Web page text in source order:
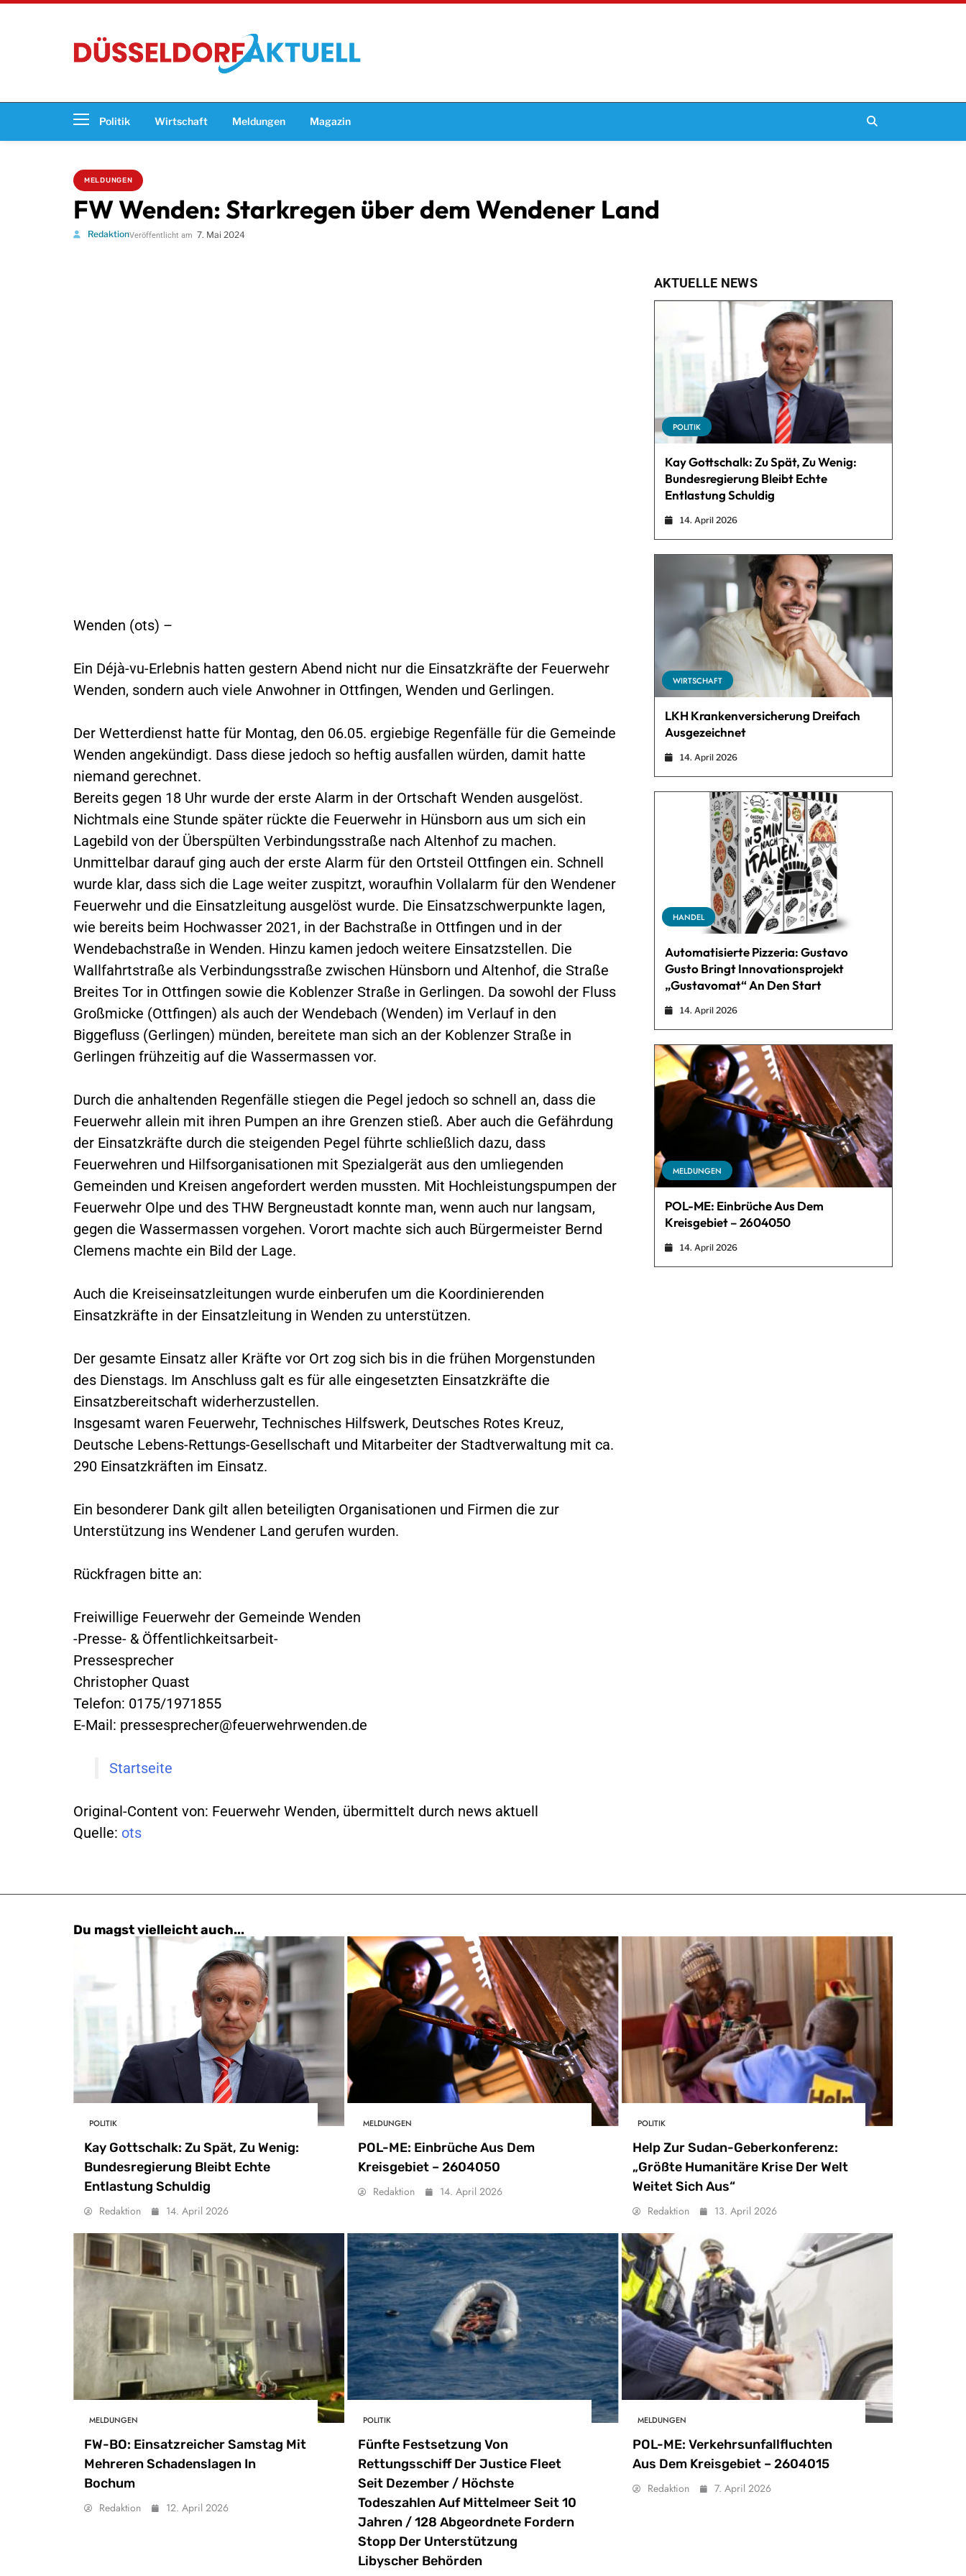
Politik Wirtschaft Meldungen Magazin
MELDUNGEN
FW Wenden: Starkregen über dem Wendener Land
RedaktionVeröffentlicht am 7. Mai 2024
Wenden (ots) –
Ein Déjà-vu-Erlebnis hatten gestern Abend nicht nur die Einsatzkräfte der Feuerwehr
Wenden, sondern auch viele Anwohner in Ottfingen, Wenden und Gerlingen.
Der Wetterdienst hatte für Montag, den 06.05. ergiebige Regenfälle für die Gemeinde
Wenden angekündigt. Dass diese jedoch so heftig ausfallen würden, damit hatte
niemand gerechnet.
Bereits gegen 18 Uhr wurde der erste Alarm in der Ortschaft Wenden ausgelöst.
Nichtmals eine Stunde später rückte die Feuerwehr in Hünsborn aus um sich ein
Lagebild von der Überspülten Verbindungsstraße nach Altenhof zu machen.
Unmittelbar darauf ging auch der erste Alarm für den Ortsteil Ottfingen ein. Schnell
wurde klar, dass sich die Lage weiter zuspitzt, woraufhin Vollalarm für den Wendener
Feuerwehr und die Einsatzleitung ausgelöst wurde. Die Einsatzschwerpunkte lagen,
wie bereits beim Hochwasser 2021, in der Bachstraße in Ottfingen und in der
Wendebachstraße in Wenden. Hinzu kamen jedoch weitere Einsatzstellen. Die
Wallfahrtstraße als Verbindungsstraße zwischen Hünsborn und Altenhof, die Straße
Breites Tor in Ottfingen sowie die Koblenzer Straße in Gerlingen. Da sowohl der Fluss
Großmicke (Ottfingen) als auch der Wendebach (Wenden) im Verlauf in den
Biggefluss (Gerlingen) münden, bereitete man sich an der Koblenzer Straße in
Gerlingen frühzeitig auf die Wassermassen vor.
Durch die anhaltenden Regenfälle stiegen die Pegel jedoch so schnell an, dass die
Feuerwehr allein mit ihren Pumpen an ihre Grenzen stieß. Aber auch die Gefährdung
der Einsatzkräfte durch die steigenden Pegel führte schließlich dazu, dass
Feuerwehren und Hilfsorganisationen mit Spezialgerät aus den umliegenden
Gemeinden und Kreisen angefordert werden mussten. Mit Hochleistungspumpen der
Feuerwehr Olpe und des THW Bergneustadt konnte man, wenn auch nur langsam,
gegen die Wassermassen vorgehen. Vorort machte sich auch Bürgermeister Bernd
Clemens machte ein Bild der Lage.
Auch die Kreiseinsatzleitungen wurde einberufen um die Koordinierenden
Einsatzkräfte in der Einsatzleitung in Wenden zu unterstützen.
Der gesamte Einsatz aller Kräfte vor Ort zog sich bis in die frühen Morgenstunden
des Dienstags. Im Anschluss galt es für alle eingesetzten Einsatzkräfte die
Einsatzbereitschaft widerherzustellen.
Insgesamt waren Feuerwehr, Technisches Hilfswerk, Deutsches Rotes Kreuz,
Deutsche Lebens-Rettungs-Gesellschaft und Mitarbeiter der Stadtverwaltung mit ca.
290 Einsatzkräften im Einsatz.
Ein besonderer Dank gilt allen beteiligten Organisationen und Firmen die zur
Unterstützung ins Wendener Land gerufen wurden.
Rückfragen bitte an:
Freiwillige Feuerwehr der Gemeinde Wenden
-Presse- & Öffentlichkeitsarbeit-
Pressesprecher
Christopher Quast
Telefon: 0175/1971855
E-Mail: pressesprecher@feuerwehrwenden.de
Startseite
Original-Content von: Feuerwehr Wenden, übermittelt durch news aktuell
Quelle: ots
AKTUELLE NEWS
POLITIK
Kay Gottschalk: Zu Spät, Zu Wenig:
Bundesregierung Bleibt Echte
Entlastung Schuldig
14. April 2026
WIRTSCHAFT
LKH Krankenversicherung Dreifach
Ausgezeichnet
14. April 2026
HANDEL
Automatisierte Pizzeria: Gustavo
Gusto Bringt Innovationsprojekt
„Gustavomat“ An Den Start
14. April 2026
MELDUNGEN
POL-ME: Einbrüche Aus Dem
Kreisgebiet – 2604050
14. April 2026
Du magst vielleicht auch...
POLITIK
Kay Gottschalk: Zu Spät, Zu Wenig:
Bundesregierung Bleibt Echte
Entlastung Schuldig
Redaktion 14. April 2026
MELDUNGEN
POL-ME: Einbrüche Aus Dem
Kreisgebiet – 2604050
Redaktion 14. April 2026
POLITIK
Help Zur Sudan-Geberkonferenz:
„Größte Humanitäre Krise Der Welt
Weitet Sich Aus“
Redaktion 13. April 2026
MELDUNGEN
FW-BO: Einsatzreicher Samstag Mit
Mehreren Schadenslagen In
Bochum
Redaktion 12. April 2026
POLITIK
Fünfte Festsetzung Von
Rettungsschiff Der Justice Fleet
Seit Dezember / Höchste
Todeszahlen Auf Mittelmeer Seit 10
Jahren / 128 Abgeordnete Fordern
Stopp Der Unterstützung
Libyscher Behörden
MELDUNGEN
POL-ME: Verkehrsunfallfluchten
Aus Dem Kreisgebiet – 2604015
Redaktion 7. April 2026